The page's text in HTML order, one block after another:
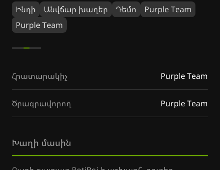
Ինդի Անվճար խաղեր Դեմո
Purple Team
Purple Team
Խաղի մասին
Հրատարակիչ Purple Team
Ծրագրավորող Purple Team